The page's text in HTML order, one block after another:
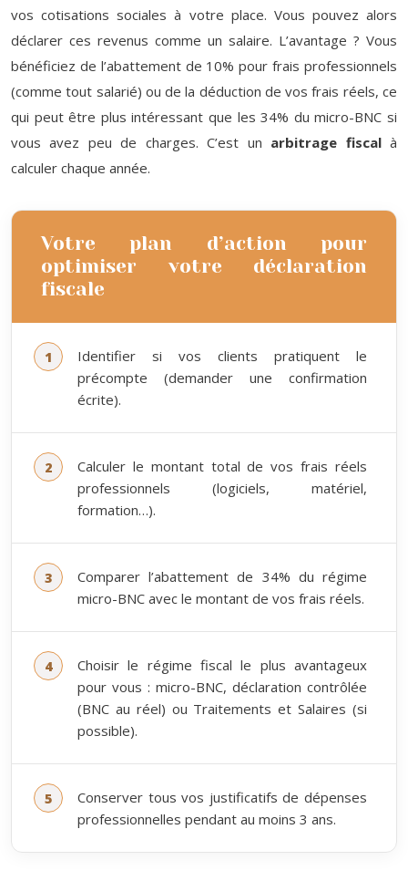
vos cotisations sociales à votre place. Vous pouvez alors
déclarer ces revenus comme un salaire. L’avantage ? Vous
bénéficiez de l’abattement de 10% pour frais professionnels
(comme tout salarié) ou de la déduction de vos frais réels, ce
qui peut être plus intéressant que les 34% du micro-BNC si
vous avez peu de charges. C’est un arbitrage fiscalà
calculer chaque année.
Votre plan d’action pour
optimiser votre déclaration
fiscale
Identifier si vos clients pratiquent le
précompte (demander une confirmation
écrite).
Calculer le montant total de vos frais réels
professionnels (logiciels, matériel,
formation…).
Comparer l’abattement de 34% du régime
micro-BNC avec le montant de vos frais réels.
Choisir le régime fiscal le plus avantageux
pour vous : micro-BNC, déclaration contrôlée
(BNC au réel) ou Traitements et Salaires (si
possible).
Conserver tous vos justificatifs de dépenses
professionnelles pendant au moins 3 ans.